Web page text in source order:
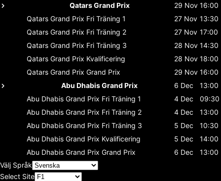
Qatars Grand Prix
29 Nov 16:00
Qatars Grand Prix Fri Träning 1 27 Nov 13:30
Qatars Grand Prix Fri Träning 2 27 Nov 17:00
Qatars Grand Prix Fri Träning 3 28 Nov 14:30
Qatars Grand Prix Kvalificering 28 Nov 18:00
Qatars Grand Prix Grand Prix 29 Nov 16:00
Abu Dhabis Grand Prix
6 Dec
13:00
Abu Dhabis Grand Prix Fri Träning 1 4 Dec
09:30
Abu Dhabis Grand Prix Fri Träning 2 4 Dec
13:00
Abu Dhabis Grand Prix Fri Träning 3 5 Dec
10:30
Abu Dhabis Grand Prix Kvalificering 5 Dec
14:00
Abu Dhabis Grand Prix Grand Prix 6 Dec
13:00
Välj Språk
Select Site